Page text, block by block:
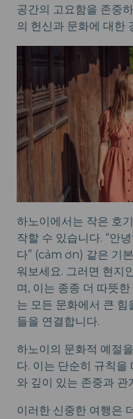
공간의 고요함을 존중
의 헌신과 문화에 대한
하노이에서는 작은 호
작할 수 있습니다. “안
다” (cảm ơn) 같은 기
워보세요. 그러면 현지
며, 이는 종종 더 따뜻
는 모든 문화에서 큰
들을 연결합니다.
하노이의 문화적 예절
다. 이는 단순히 규칙
와 깊이 있는 존중과 관
이러한 신중한 여행은